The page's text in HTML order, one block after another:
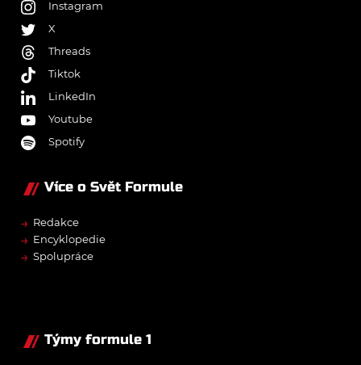
Instagram
X
Threads
Tiktok
LinkedIn
Youtube
Spotify
Více o Svět Formule
→ Redakce
→ Encyklopedie
→ Spolupráce
Týmy formule 1